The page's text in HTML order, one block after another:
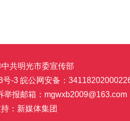
共明光市委宣传部
号-3皖公网安备：
举报邮箱：mgwxb2009@163.com
：新媒体集团